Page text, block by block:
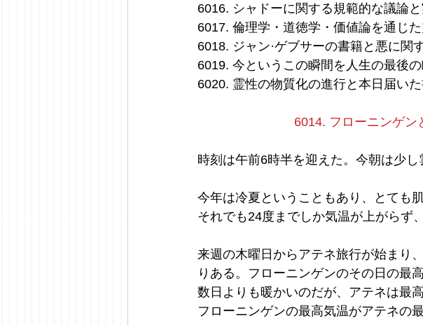
6016. シャドーに関する規範的な議論
6017. 倫理学・道徳学・価値論を通じ
6018. ジャン·ゲブサーの書籍と悪に関
6019. 今というこの瞬間を人生の最後
6020. 霊性の物質化の進行と本日届い
6014. フローニンゲン
時刻は午前6時半を迎えた。今朝は少
今年は冷夏ということもあり、とても
それでも24度までしか気温が上がらず
来週の木曜日からアテネ旅行が始まり
りある。フローニンゲンのその日の最
数日よりも暖かいのだが、アテネは最
フローニンゲンの最高気温がアテネの